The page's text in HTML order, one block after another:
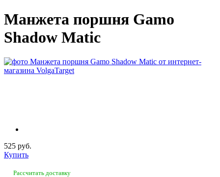
Манжета поршня Gamo
Shadow Matic
525 руб.
Купить
Рассчитать доставку